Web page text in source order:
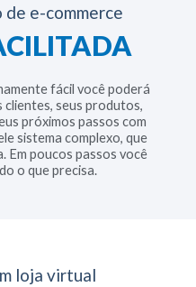
e-commerce
fácil você poderá
clientes, seus produtos,
próximos passos com
sistema complexo, que
Em poucos passos você
o que precisa.
loja virtual